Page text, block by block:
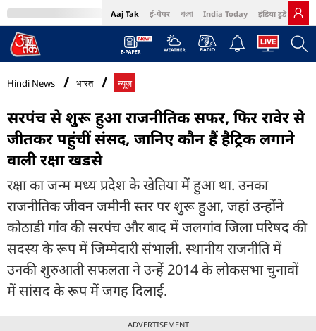
Aaj Tak ई-पेपर বাংলা India Today इंडिया टुडे हिंदी
MumbaiTak Cosmopolitan Harper's Bazaar Northeast
Hindi News भारत न्यूज़
सरपंच से शुरू हुआ राजनीतिक सफर, फिर रावेर से
जीतकर पहुंचीं संसद, जानिए कौन हैं हैट्रिक लगाने
वाली रक्षा खडसे
रक्षा का जन्म मध्य प्रदेश के खेतिया में हुआ था. उनका
राजनीतिक जीवन जमीनी स्तर पर शुरू हुआ, जहां उन्होंने
कोठाडी गांव की सरपंच और बाद में जलगांव जिला परिषद की
सदस्य के रूप में जिम्मेदारी संभाली. स्थानीय राजनीति में
उनकी शुरुआती सफलता ने उन्हें 2014 के लोकसभा चुनावों
में सांसद के रूप में जगह दिलाई.
ADVERTISEMENT